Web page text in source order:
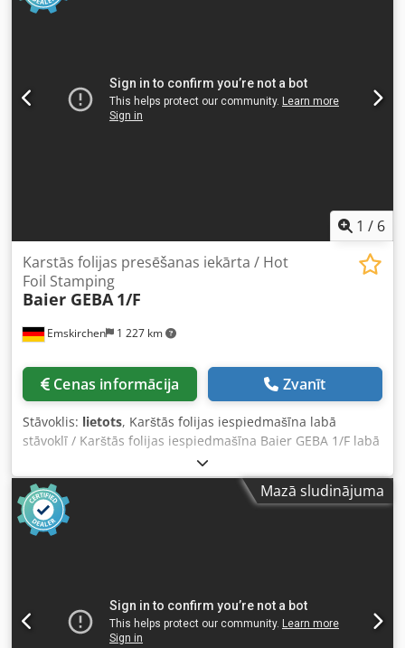
1 / 6
Emskirchen 1 227 km
Karstās folijas presēšanas iekārta / Hot
Foil Stamping
Baier GEBA 1/F
Cenas informācija Zvanīt
Stāvoklis: lietots, Karštās folijas iespiedmašīna labā
stāvoklī / Karštās folijas iespiedmašīna Baier GEBA 1/F labā
stāvoklī Karštās folijas iespiedmašīna / Karštās folijas
iespiedmašīna Baier GEBA 1/F Sērijas numurs: 26048
Spiediens: maks. 600 kg Iespiešanas laukums: maks. 180 x
220 mm Csdpozk Eqgsfx Aicsha Labā stāvoklī Tiešraides
video pārbaude, izmantojot WhatsApp, MS Zoom vai
Mazā sludinājuma